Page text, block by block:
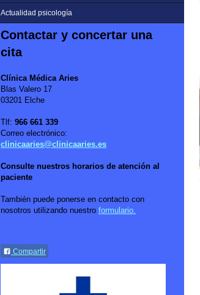
Actualidad psicología
Contactar y concertar una
cita
Clínica Médica Aries
Blas Valero 17
03201 Elche
Tlf: 966 661 339
Correo electrónico:
clinicaaries@clinicaaries.es
Consulte nuestros horarios de atención al
paciente
También puede ponerse en contacto con
nosotros utilizando nuestro formulario.
Compartir